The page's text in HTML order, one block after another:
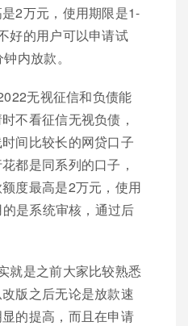
2万元，使用期限是1-
好的用户可以申请试
内放款。
无视征信和负债能
不看征信无视负债，
间比较长的网贷口子
都是同系列的口子，
度最高是2万元，使用
是系统审核，通过后
就是之前大家比较熟悉
版之后无论是放款速
的提高，而且在申请